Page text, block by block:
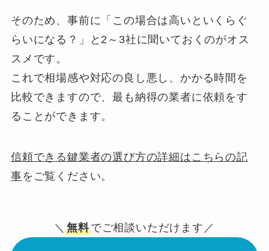
そのため、事前に「この場合は高いといくらぐ
らいになる？」と2～3社に聞いておくのがオス
スメです。
これで相場感や対応の良し悪し、かかる時間を
比較できますので、最も納得の業者に依頼をす
ることができます。
信頼できる鍵業者の選び方の詳細はこちらの記
事をご覧ください。
＼無料でご相談いただけます／